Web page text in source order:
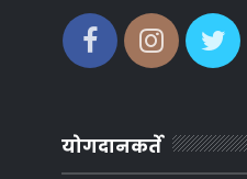
योगदानकर्ते